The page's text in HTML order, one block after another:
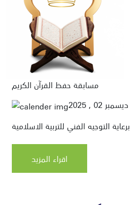
مسابقة حفظ القرآن الكريم
ديسمبر 02 , 2025
برعاية التوجيه الفني للتربية الاسلامية
اقراء المزيد